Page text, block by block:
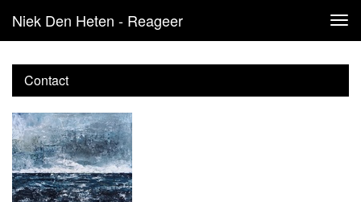
Niek Den Heten - Reageer
Contact